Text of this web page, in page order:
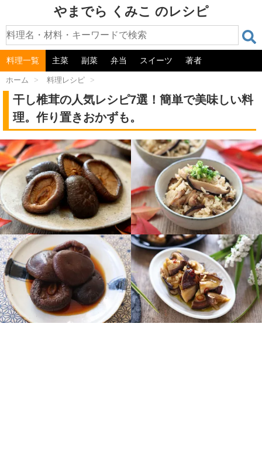
やまでら くみこ のレシピ
料理一覧 主菜 副菜 弁当 スイーツ 著者
ホーム > 料理レシピ >
干し椎茸の人気レシピ7選！簡単で美味しい料
理。作り置きおかずも。